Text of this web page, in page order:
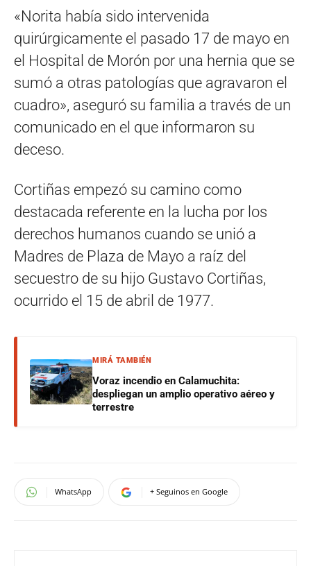
«Norita había sido intervenida
quirúrgicamente el pasado 17 de mayo en
el Hospital de Morón por una hernia que se
sumó a otras patologías que agravaron el
cuadro», aseguró su familia a través de un
comunicado en el que informaron su
deceso.
Cortiñas empezó su camino como
destacada referente en la lucha por los
derechos humanos cuando se unió a
Madres de Plaza de Mayo a raíz del
secuestro de su hijo Gustavo Cortiñas,
ocurrido el 15 de abril de 1977.
MIRÁ TAMBIÉN
Voraz incendio en Calamuchita:
despliegan un amplio operativo aéreo y
terrestre
WhatsApp + Seguinos en Google